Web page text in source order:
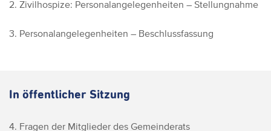
2. Zivilhospize: Personalangelegenheiten – Stellungnahme
3. Personalangelegenheiten – Beschlussfassung
In öffentlicher Sitzung
4. Fragen der Mitglieder des Gemeinderats